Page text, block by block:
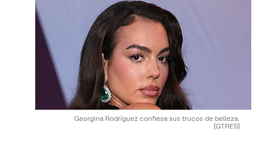
Georgina Rodríguez confiesa sus trucos de belleza.
(GTRES)